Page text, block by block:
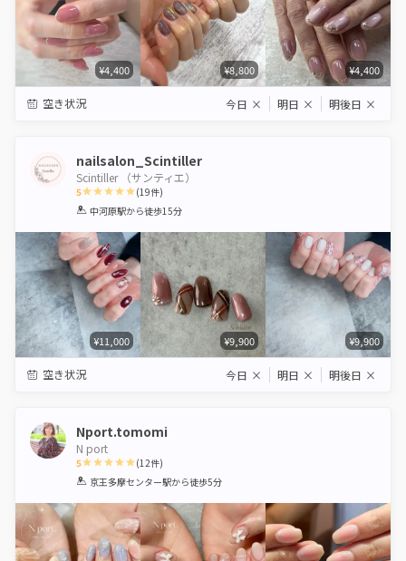
¥4,400 ¥8,800 ¥4,400
空き状況 今日 × 明日 × 明後日 ×
nailsalon_Scintiller
Scintiller （サンティエ）
5
1 2 3 4 5
(19件)
中河原駅から徒歩15分
¥11,000 ¥9,900 ¥9,900
空き状況 今日 × 明日 × 明後日 ×
Nport.tomomi
N port
5
1 2 3 4 5
(12件)
京王多摩センター駅から徒歩5分